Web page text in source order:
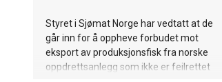
Styret i Sjømat Norge har vedtatt at de
går inn for å oppheve forbudet mot
eksport av produksjonsfisk fra norske
oppdrettsanlegg som ikke er feilrettet